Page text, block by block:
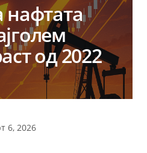
нафтата
од 2022
6, 2026